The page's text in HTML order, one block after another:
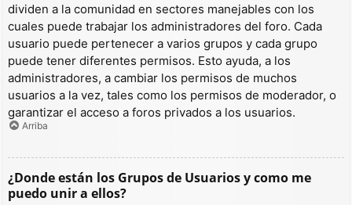
dividen a la comunidad en sectores manejables con los
cuales puede trabajar los administradores del foro. Cada
usuario puede pertenecer a varios grupos y cada grupo
puede tener diferentes permisos. Esto ayuda, a los
administradores, a cambiar los permisos de muchos
usuarios a la vez, tales como los permisos de moderador, o
garantizar el acceso a foros privados a los usuarios.
Arriba
¿Donde están los Grupos de Usuarios y como me
puedo unir a ellos?